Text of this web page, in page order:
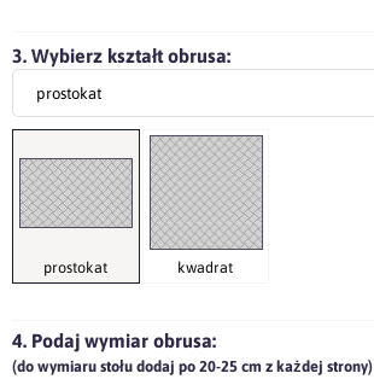
3. Wybierz kształt obrusa:
prostokat kwadrat
4. Podaj wymiar obrusa:
(do wymiaru stołu dodaj po 20-25 cm z każdej strony)